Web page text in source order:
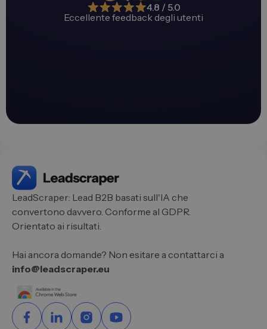
4.8 / 5.0
Eccellente feedback degli utenti
LeadScraper: Lead B2B basati sull'IA che
convertono davvero. Conforme al GDPR.
Orientato ai risultati.
Hai ancora domande? Non esitare a contattarci a
info@leadscraper.eu